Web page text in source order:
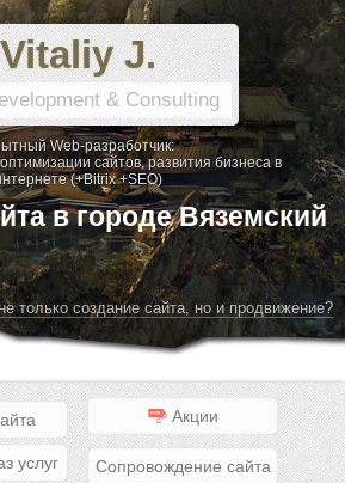
Vitaliy J.
& Consulting
Web-разработчик:
сайтов, развития бизнеса в
(+Bitrix +SEO)
в городе Вяземский
только создание сайта, но и продвижение?
Акции
услуг Сопровождение сайта